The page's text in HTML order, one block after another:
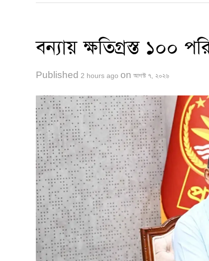
বন্যায় ক্ষতিগ্রস্ত ১০০
Published 2 hours ago on আগস্ট ৭, ২০২৬